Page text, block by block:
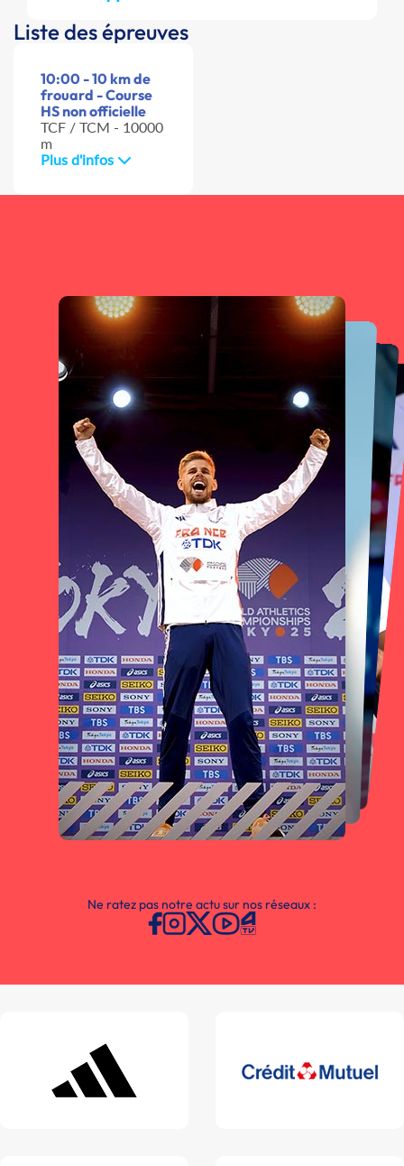
Liste des épreuves
10:00 - 10 km de
frouard - Course
HS non officielle
TCF / TCM - 10000
m
Plus d'infos
Ne ratez pas notre actu sur nos réseaux :